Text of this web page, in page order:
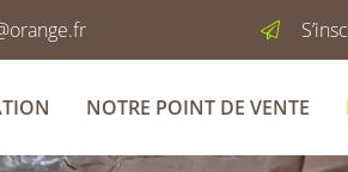
NOTRE POINT DE VENTE